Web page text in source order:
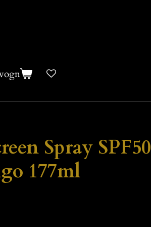
Spray SPF50
177ml